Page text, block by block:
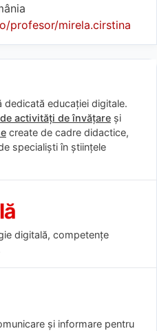
profesor/mirela.cirstina
educației digitale.
activități de învățare și
create de cadre didactice,
specialiști în științele
digitală, competențe
și informare pentru